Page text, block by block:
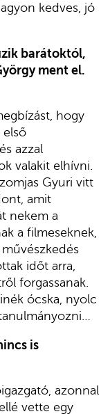
kedves, jó
barátoktól,
ment el.
hogy
első
azzal
valakit elhívni.
Gyuri vitt
amit
nekem a
a filmeseknek,
időt arra,
forgassanak.
ócska, nyolc
is
azonnal
vette egy